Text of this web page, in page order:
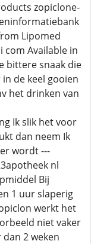
zopiclone-
Lipomed
com Available in
bittere snaak die
de keel gooien
het drinken van
Ik slik het voor
dan neem Ik
wordt ---
nl
Bij
1 uur slaperig
werkt het
niet vaker
2 weken